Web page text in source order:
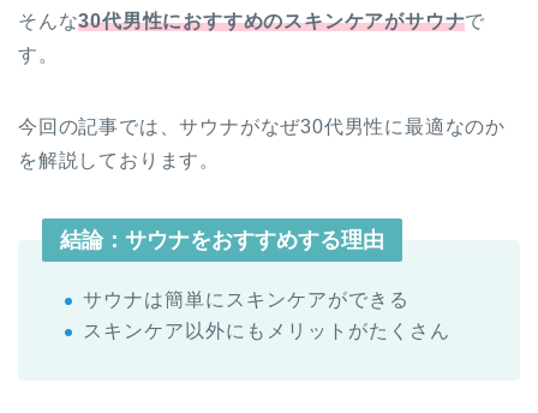
そんな30代男性におすすめのスキンケアがサウナで
す。
今回の記事では、サウナがなぜ30代男性に最適なのか
を解説しております。
結論：サウナをおすすめする理由
サウナは簡単にスキンケアができる
スキンケア以外にもメリットがたくさん